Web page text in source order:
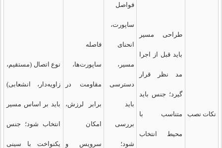
نکات نصب
طراحی مسیر
باید قبل از اجرا
مد نظر قرار
گیرد؛ جنس باید
متناسب با
محیط انتخاب
فواصل
ساپورت،
انحنای
مسیر،
دسترسی
باید
بررسی
شود؛
فاصله
ساپورت‌ها،
مقاومت در
برابر لرزش،
امکان
سرویس و
نوع اتصال (مستقیم،
زاویه‌دار، انشعابی)
باید بر اساس مسیر
انتخاب شود؛ جنس
یکنواخت با سینی